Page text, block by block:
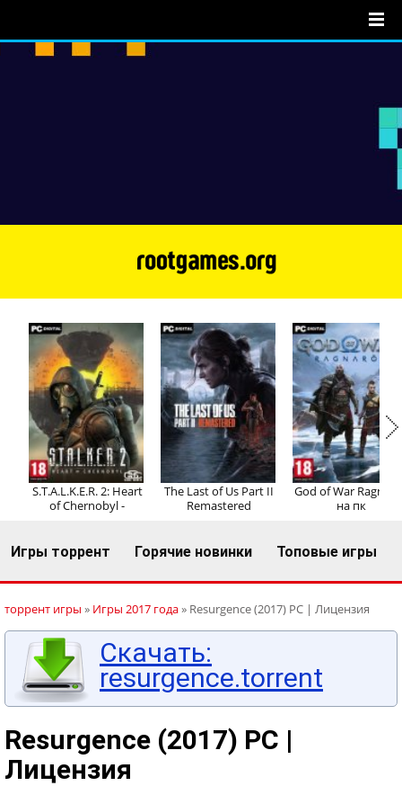
Регистрация Вход
S.T.A.L.K.E.R. 2: Heart
of Chernobyl -
The Last of Us Part II
Remastered
God of War
на пк
Игры торрент Горячие новинки Топовые игры
торрент игры » Игры 2017 года» Resurgence (2017) PC | Лицензия
Скачать:
resurgence.torrent
Resurgence (2017) PC |
Лицензия